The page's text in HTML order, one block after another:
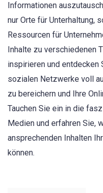
Informationen
nur Orte für Unterhaltung,
Ressourcen für
Inhalte zu verschiedenen
inspirieren und
sozialen Netzwerke voll
zu bereichern und Ihre
Tauchen Sie ein in die
Medien und erfahren Sie,
ansprechenden Inhalten
können.